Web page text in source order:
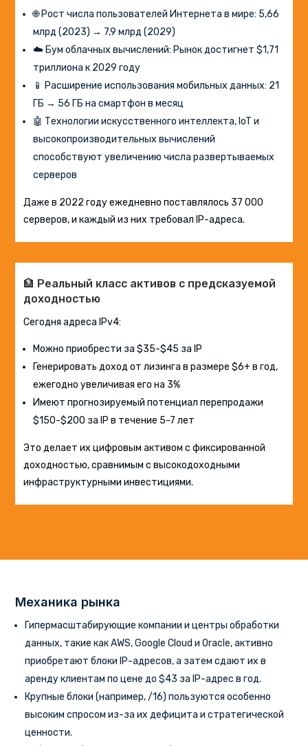
🌐 Рост числа пользователей Интернета в мире: 5,66
млрд (2023) → 7,9 млрд (2029)
☁️ Бум облачных вычислений: Рынок достигнет $1,71
триллиона к 2029 году
📱 Расширение использования мобильных данных: 21
ГБ → 56 ГБ на смартфон в месяц
🤖 Технологии искусственного интеллекта, IoT и
высокопроизводительных вычислений
способствуют увеличению числа развертываемых
серверов
Даже в 2022 году ежедневно поставлялось 37 000
серверов, и каждый из них требовал IP-адреса.
🏦 Реальный класс активов с предсказуемой
доходностью
Сегодня адреса IPv4:
Можно приобрести за $35-$45 за IP
Генерировать доход от лизинга в размере $6+ в год,
ежегодно увеличивая его на 3%
Имеют прогнозируемый потенциал перепродажи
$150-$200 за IP в течение 5-7 лет
Это делает их цифровым активом с фиксированной
доходностью, сравнимым с высокодоходными
инфраструктурными инвестициями.
Механика рынка
Гипермасштабирующие компании и центры обработки
данных, такие как AWS, Google Cloud и Oracle, активно
приобретают блоки IP-адресов, а затем сдают их в
аренду клиентам по цене до $43 за IP-адрес в год.
Крупные блоки (например, /16) пользуются особенно
высоким спросом из-за их дефицита и стратегической
ценности.